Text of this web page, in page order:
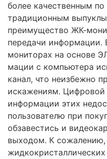
бо­лее качественным
традиционным
преимущество ЖК-
передачи информа­ции.
мониторах на основе
мации с компьютера
канал, что неизбежно
искажениям. Цифровой
информации этих
пользователю при
обзавестись и
выходом. К со­жалению,